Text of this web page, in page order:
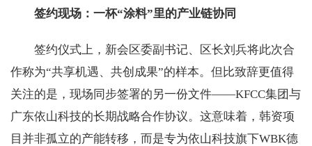
签约现场：一杯“涂料”里的产业链协同
签约仪式上，新会区委副书记、区长刘兵将此次合
作称为“共享机遇、共创成果”的样本。但比致辞更值得
关注的是，现场同步签署的另一份文件——KFCC集团与
广东依山科技的长期战略合作协议。这意味着，韩资项
目并非孤立的产能转移，而是专为依山科技旗下WBK德